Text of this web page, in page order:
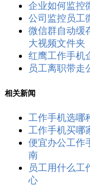
企业如何监控
公司监控员工​
微信群自动缓
大视频文件夹
红鹰工作手机
员工离职带走
相关新闻
工作手机选哪
工作手机买哪
便宜办公工作
南
员工用什么工
心